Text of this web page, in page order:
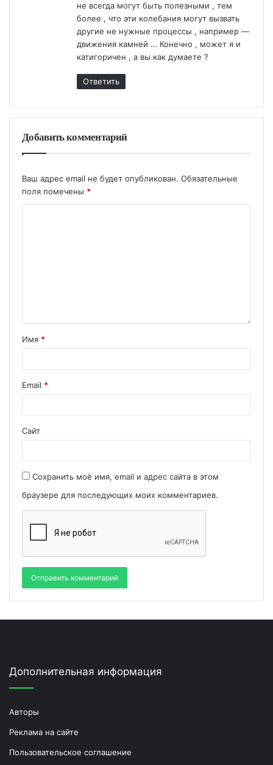
не всегда могут быть полезными , тем
более , что эти колебания могут вызвать
другие не нужные процессы , например —
движения камней … Конечно , может я и
катигоричен , а вы как думаете ?
Ответить
Добавить комментарий
Ваш адрес email не будет опубликован. Обязательные
поля помечены *
Имя *
Email *
Сайт
Сохранить моё имя, email и адрес сайта в этом
браузере для последующих моих комментариев.
Дополнительная информация
Авторы
Реклама на сайте
Пользовательское соглашение